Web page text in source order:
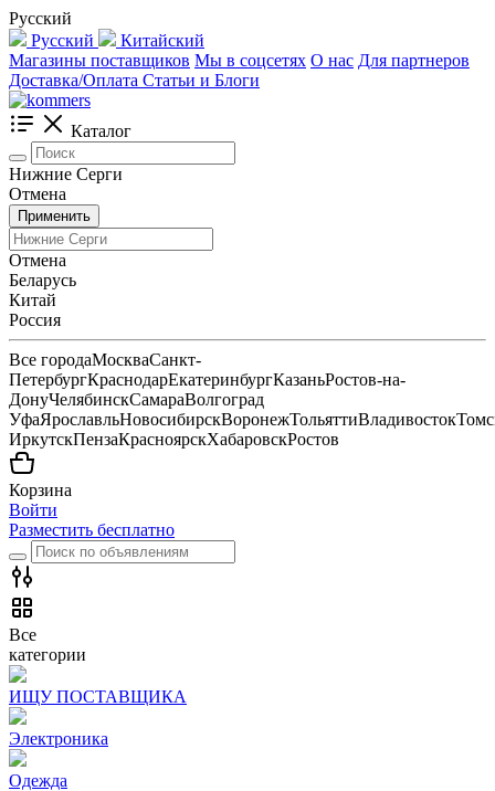
Русский
Русский
Китайский
Магазины поставщиков Мы в соцсетях О нас Для партнеров
Доставка/Оплата Статьи и Блоги
Каталог
Нижние Серги
Отмена
Применить
Отмена
Беларусь
Китай
Россия
Все городаМоскваСанкт-
ПетербургКраснодарЕкатеринбургКазаньРостов-на-
ДонуЧелябинскСамараВолгоград
УфаЯрославльНовосибирскВоронежТольяттиВладивосток
ИркутскПензаКрасноярскХабаровскРостов
Корзина
Войти
Разместить бесплатно
Все
категории
ИЩУ ПОСТАВЩИКА
Электроника
Одежда